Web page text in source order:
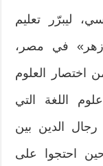
ليبرّر تعليم
في مصر،
العلوم
اللغة التي
رجال الدين بين
احتجوا على